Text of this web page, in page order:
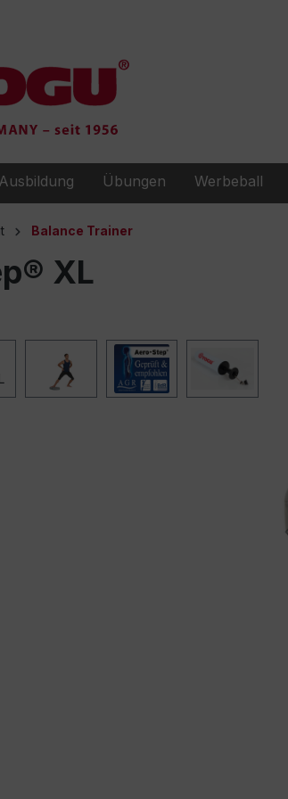
Ausbildung Übungen Werbeball
Balance Trainer
XL